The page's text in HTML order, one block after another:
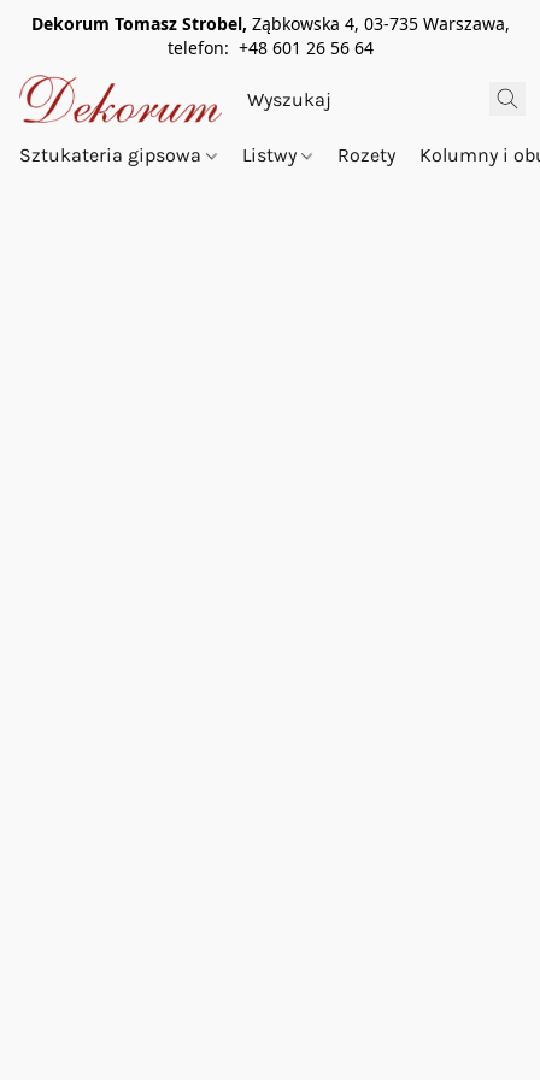
Dekorum Tomasz Strobel, Ząbkowska 4, 03-735 Warszawa,
telefon: +48 601 26 56 64
Sztukateria gipsowa Listwy Rozety Kolumny i